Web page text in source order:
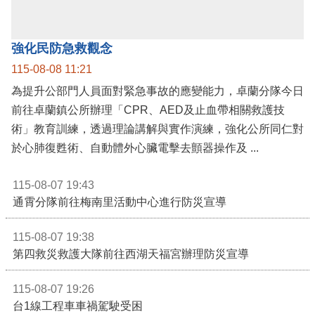
強化民防急救觀念
115-08-08 11:21
為提升公部門人員面對緊急事故的應變能力，卓蘭分隊今日
前往卓蘭鎮公所辦理「CPR、AED及止血帶相關救護技
術」教育訓練，透過理論講解與實作演練，強化公所同仁對
於心肺復甦術、自動體外心臟電擊去顫器操作及 ...
115-08-07 19:43
通霄分隊前往梅南里活動中心進行防災宣導
115-08-07 19:38
第四救災救護大隊前往西湖天福宮辦理防災宣導
115-08-07 19:26
台1線工程車車禍駕駛受困